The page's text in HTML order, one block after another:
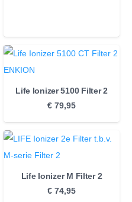
Life Ionizer 5100 Filter 2
€ 79,95
Life Ionizer M Filter 2
€ 74,95